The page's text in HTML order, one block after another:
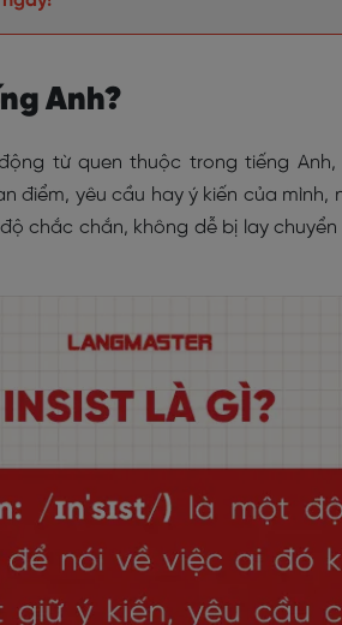
Anh?
động từ quen thuộc trong tiếng
điểm, yêu cầu hay ý kiến của
chắc chắn, không dễ bị lay